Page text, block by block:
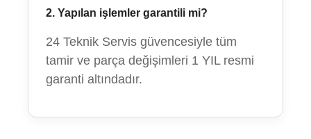
2. Yapılan işlemler garantili mi?
24 Teknik Servis güvencesiyle tüm
tamir ve parça değişimleri 1 YIL resmi
garanti altındadır.